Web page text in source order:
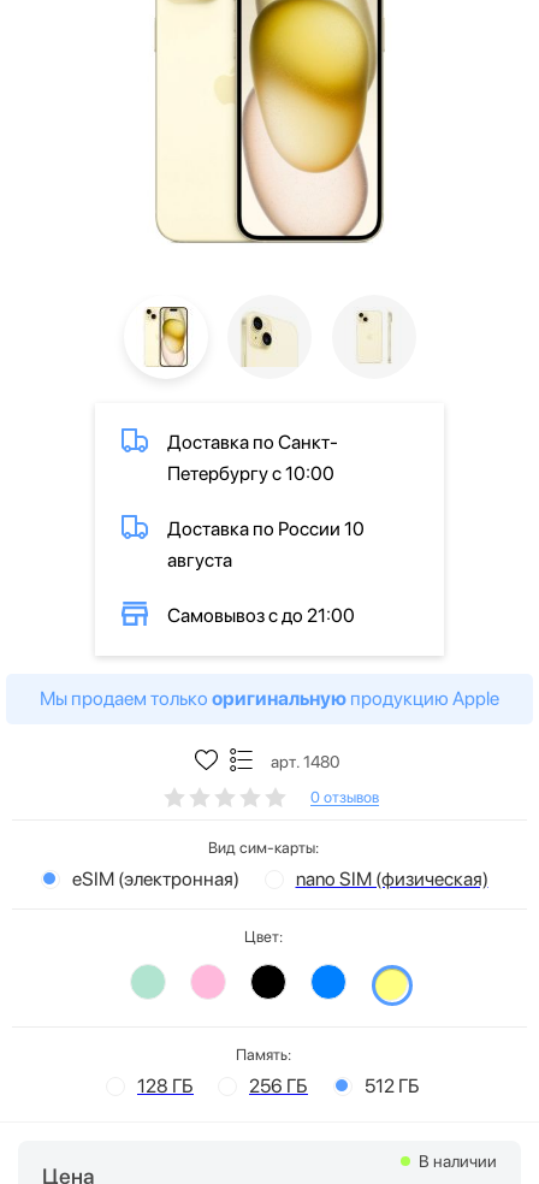
Доставка по Санкт-
Петербургу с 10:00
Доставка по России 10
августа
Самовывоз с до 21:00
Мы продаем только оригинальную продукцию Apple
арт. 1480
0 отзывов
Вид сим-карты:
eSIM (электронная) nano SIM (физическая)
Цвет:
Память:
128 ГБ 256 ГБ 512 ГБ
Цена
В наличии